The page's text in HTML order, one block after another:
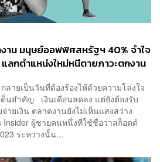
าน มนุษย์ออฟฟิศสหรัฐฯ 40% จำใจ
แลกตำแหน่งใหม่หนีตายภาวะตกงาน
ลายเป็นวันที่ต้องร้องไห้ด้วยความโล่งใจ
นสำคัญ เงินเดือนลดลง แต่ยังต้องรับ
ายเงิน ตลาดงานยังไม่เห็นแสงสว่าง
Insider ผู้ชายคนหนึ่งที่ใช้ชื่อว่าสก็อตต์
ระหว่างนั้น...